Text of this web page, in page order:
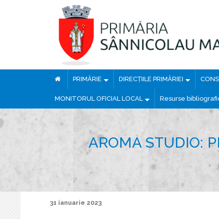
PRIMĂRIE DIRECȚIILE PRIMĂRIEI
MONITORUL OFICIAL LOCAL Resurse
AROMA STUDIO:
31 ianuarie 2023